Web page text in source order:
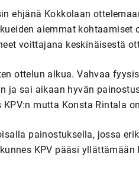
ehjänä Kokkolaan
aiemmat
voittajana keskinäisestä
ottelun alkua. Vahvaa
ja sai aikaan hyvän
mutta Konsta Rintala
painostuksella, jossa
KPV pääsi